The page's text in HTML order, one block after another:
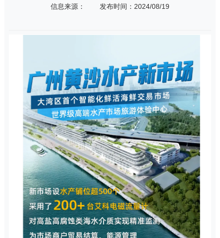
信息来源： 发布时间：2024/08/19